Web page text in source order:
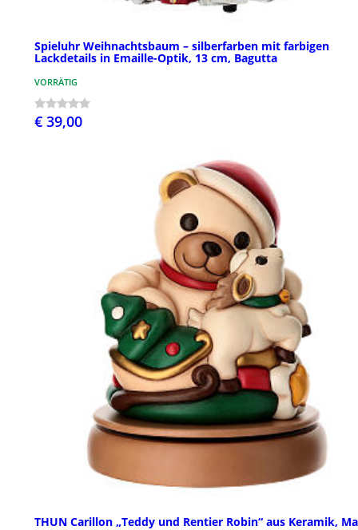
Spieluhr Weihnachtsbaum – silberfarben mit farbigen
Lackdetails in Emaille-Optik, 13 cm, Bagutta
VORRÄTIG
€ 39,00
THUN Carillon „Teddy und Rentier Robin“ aus Keramik,